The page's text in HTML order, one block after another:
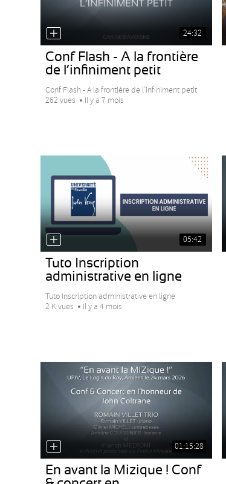
24:32
Conf Flash - A la frontière
de l’infiniment petit
Conf Flash - A la frontière de l’infiniment petit
262 vues
Il y a 7 mois
05:42
Tuto Inscription
administrative en ligne
Tuto Inscription administrative en ligne
2 K vues
Il y a 4 mois
01:15:28
En avant la Mizique ! Conf